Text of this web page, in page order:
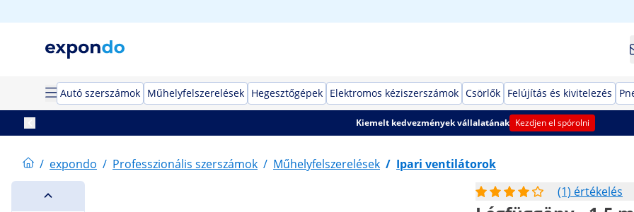
Autó szerszámok Műhelyfelszerelések Hegesztőgépek Elektromos kéziszerszámok Csörlők Felújítás és kivitelezés
Kiemelt kedvezmények vállalatának Kezdjen el spórolni
/ expondo / Professzionális szerszámok / Műhelyfelszerelések / Ipari ventilátorok
(1) értékelés